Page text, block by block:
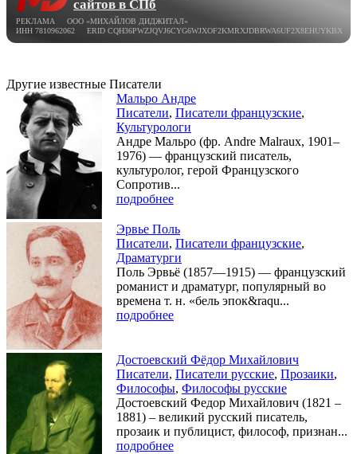
сайтов в СПб
РЕКЛАМА ООО «МИХАЙЛОВ ДИДЖИТАЛ»
ИНН 7810962062 ERID CQH36PWZJQVJ6CYG6WJXOF2KMRXJDBRWA6UF2X8EHUYKBX
Другие известные Писатели
Мальро Андре
Писатели, Писатели французские,
Культурологи
Андре Мальро (фр. Andre Malraux, 1901–
1976) — французский писатель,
культуролог, герой Французского
Сопротив...
подробнее
Эрвье Поль
Писатели, Писатели французские,
Драматурги
Поль Эрвьё (1857—1915) — французский
романист и драматург, популярный во
времена т. н. «бель эпок&raqu...
подробнее
Достоевский Фёдор Михайлович
Писатели, Писатели русские, Прозаики,
Философы, Философы русские
Достоевский Федор Михайлович (1821 –
1881) – великий русский писатель,
прозаик и публицист, философ, признан...
подробнее